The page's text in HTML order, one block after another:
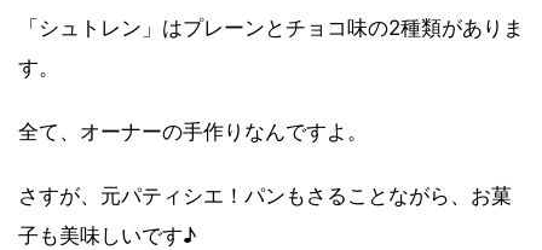
「シュトレン」はプレーンとチョコ味の2種類がありま
す。
全て、オーナーの手作りなんですよ。
さすが、元パティシエ！パンもさることながら、お菓
子も美味しいです♪